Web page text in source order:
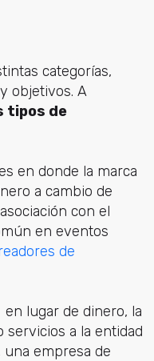
categorías,
objetivos. A
tipos de
en donde la marca
a cambio de
con el
en eventos
de
lugar de dinero, la
servicios a la entidad
una empresa de